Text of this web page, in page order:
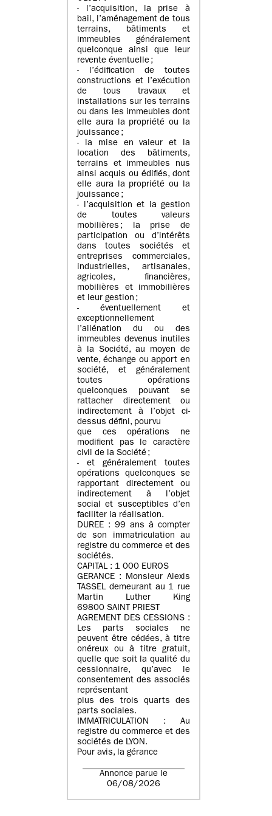
- l’acquisition, la prise à
bail, l’aménagement de tous
terrains, bâtiments et
immeubles généralement
quelconque ainsi que leur
revente éventuelle ;
- l’édification de toutes
constructions et l’exécution
de tous travaux et
installations sur les terrains
ou dans les immeubles dont
elle aura la propriété ou la
jouissance ;
- la mise en valeur et la
location des bâtiments,
terrains et immeubles nus
ainsi acquis ou édifiés, dont
elle aura la propriété ou la
jouissance ;
- l’acquisition et la gestion
de toutes valeurs
mobilières ; la prise de
participation ou d’intérêts
dans toutes sociétés et
entreprises commerciales,
industrielles, artisanales,
agricoles, financières,
mobilières et immobilières
et leur gestion ;
- éventuellement et
exceptionnellement
l’aliénation du ou des
immeubles devenus inutiles
à la Société, au moyen de
vente, échange ou apport en
société, et généralement
toutes opérations
quelconques pouvant se
rattacher directement ou
indirectement à l’objet ci-
dessus défini, pourvu
que ces opérations ne
modifient pas le caractère
civil de la Société ;
- et généralement toutes
opérations quelconques se
rapportant directement ou
indirectement à l’objet
social et susceptibles d’en
faciliter la réalisation.
DUREE : 99 ans à compter
de son immatriculation au
registre du commerce et des
sociétés.
CAPITAL : 1 000 EUROS
GERANCE : Monsieur Alexis
TASSEL demeurant au 1 rue
Martin Luther King
69800 SAINT PRIEST
AGREMENT DES CESSIONS :
Les parts sociales ne
peuvent être cédées, à titre
onéreux ou à titre gratuit,
quelle que soit la qualité du
cessionnaire, qu’avec le
consentement des associés
représentant
plus des trois quarts des
parts sociales.
IMMATRICULATION : Au
registre du commerce et des
sociétés de LYON.
Pour avis, la gérance
Annonce parue le
06/08/2026